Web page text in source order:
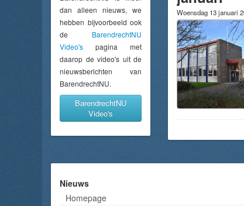
dan alleen nieuws, we
hebben bijvoorbeeld ook
de BarendrechtNU
Video's pagina met
daarop de video's uit de
nieuwsberichten van
BarendrechtNU.
BarendrechtNU
Video's
Woensdag 13 januari
Nieuws
Homepage